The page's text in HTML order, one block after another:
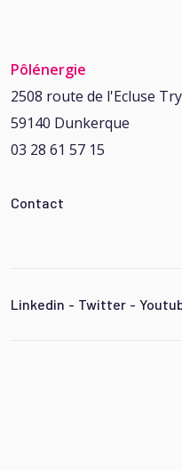
Pôlénergie
2508 route de l'Ecluse
59140 Dunkerque
03 28 61 57 15
Contact
Linkedin - Twitter -